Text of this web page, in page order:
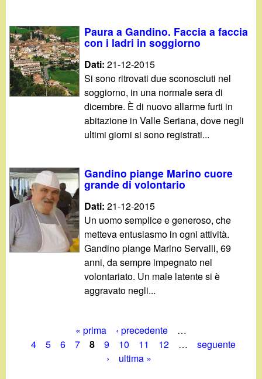
Paura a Gandino. Faccia a faccia
con i ladri in soggiorno
Dati:21-12-2015
Si sono ritrovati due sconosciuti nel
soggiorno, in una normale sera di
dicembre. È di nuovo allarme furti in
abitazione in Valle Seriana, dove negli
ultimi giorni si sono registrati...
Gandino piange Marino cuore
grande di volontario
Dati:21-12-2015
Un uomo semplice e generoso, che
metteva entusiasmo in ogni attività.
Gandino piange Marino Servalli, 69
anni, da sempre impegnato nel
volontariato. Un male latente si è
aggravato negli...
« prima ‹ precedente
…
4
5 6 7 8 9 10 11 12 …
seguente
›
ultima »